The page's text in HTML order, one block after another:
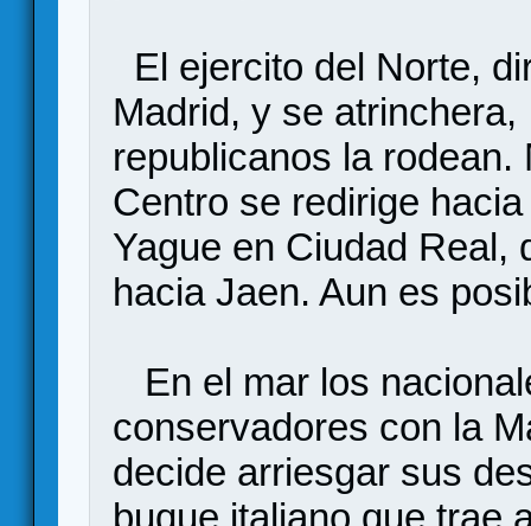
El ejercito del Norte,
Madrid, y se
republicanos la
Centro se redirige
Yague en Ciudad Real,
hacia Jaen. Aun es
En el mar los
conservadores con la
decide arriesgar sus
buque italiano que trae